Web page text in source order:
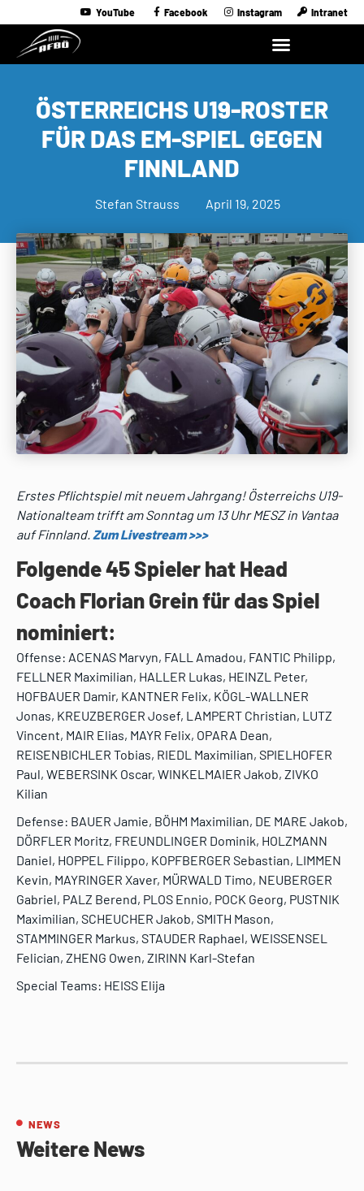
YouTube Facebook Instagram Intranet
ÖSTERREICHS U19-ROSTER
FÜR DAS EM-SPIEL GEGEN
FINNLAND
Stefan Strauss April 19, 2025
Erstes Pflichtspiel mit neuem Jahrgang! Österreichs U19-
Nationalteam trifft am Sonntag um 13 Uhr MESZ in Vantaa
auf Finnland.Zum Livestream >>>
Folgende 45 Spieler hat Head
Coach Florian Grein für das Spiel
nominiert:
Offense: ACENAS Marvyn, FALL Amadou, FANTIC Philipp,
FELLNER Maximilian, HALLER Lukas, HEINZL Peter,
HOFBAUER Damir, KANTNER Felix, KÖGL-WALLNER
Jonas, KREUZBERGER Josef, LAMPERT Christian, LUTZ
Vincent, MAIR Elias, MAYR Felix, OPARA Dean,
REISENBICHLER Tobias, RIEDL Maximilian, SPIELHOFER
Paul, WEBERSINK Oscar, WINKELMAIER Jakob, ZIVKO
Kilian
Defense: BAUER Jamie, BÖHM Maximilian, DE MARE Jakob,
DÖRFLER Moritz, FREUNDLINGER Dominik, HOLZMANN
Daniel, HOPPEL Filippo, KOPFBERGER Sebastian, LIMMEN
Kevin, MAYRINGER Xaver, MÜRWALD Timo, NEUBERGER
Gabriel, PALZ Berend, PLOS Ennio, POCK Georg, PUSTNIK
Maximilian, SCHEUCHER Jakob, SMITH Mason,
STAMMINGER Markus, STAUDER Raphael, WEISSENSEL
Felician, ZHENG Owen, ZIRINN Karl-Stefan
Special Teams: HEISS Elija
NEWS
Weitere News